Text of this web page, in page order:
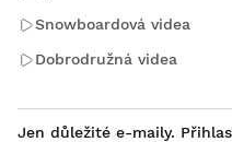
Snowboardová videa
Dobrodružná videa
Jen důležité e-maily.